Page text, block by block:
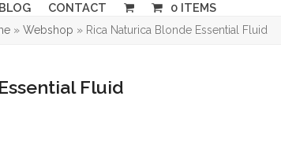
BLOG CONTACT 0 ITEMS
» Webshop » Rica Naturica Blonde Essential Fluid
Fluid